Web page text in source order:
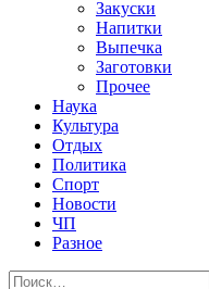
Закуски
Напитки
Выпечка
Заготовки
Прочее
Наука
Культура
Отдых
Политика
Спорт
Новости
ЧП
Разное
Найти: